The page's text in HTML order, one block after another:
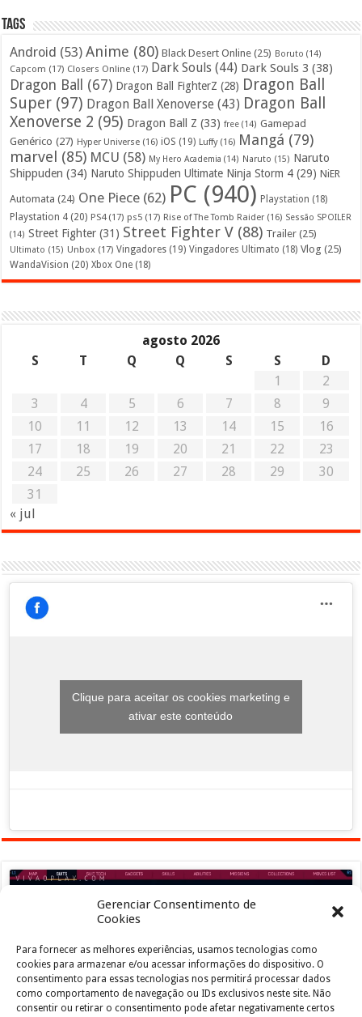
Gerenciar Consentimento de
Cookies
Para fornecer as melhores experiências, usamos tecnologias como
cookies para armazenar e/ou acessar informações do dispositivo. O
consentimento para essas tecnologias nos permitirá processar dados
como comportamento de navegação ou IDs exclusivos neste site. Não
consentir ou retirar o consentimento pode afetar negativamente certos
Tags
Android (53) Anime (80) Black Desert Online (25) Boruto (14)
Capcom (17) Closers Online (17) Dark Souls (44) Dark Souls 3 (38)
Dragon Ball (67) Dragon Ball FighterZ (28) Dragon Ball
Super (97) Dragon Ball Xenoverse (43) Dragon Ball
Xenoverse 2 (95) Dragon Ball Z (33) free (14) Gamepad
Genérico (27) Hyper Universe (16) iOS (19) Luffy(16) Mangá (79)
marvel (85) MCU (58) My Hero Academia (14) Naruto (15) Naruto
Shippuden (34) Naruto Shippuden Ultimate Ninja Storm 4 (29) NiER
Automata (24) One Piece (62) PC (940) Playstation (18)
Playstation 4 (20) PS4(17) ps5 (17) Rise of The Tomb Raider (16) Sessão SPOILER
(14) Street Fighter (31) Street Fighter V (88) Trailer (25)
Ultimato (15) Unbox (17) Vingadores (19) Vingadores Ultimato (18) Vlog (25)
WandaVision (20) Xbox One (18)
agosto 2026
S
T Q Q S S
D
1
2
3
4 5 6 7 8
9
10
11 12 13 14 15
16
17
18 19 20 21 22
23
24
25 26 27 28 29
30
31
« jul
Clique para aceitar os cookies marketing e
ativar este conteúdo
Clique para aceitar os cookies marketing e
ativar este conteúdo